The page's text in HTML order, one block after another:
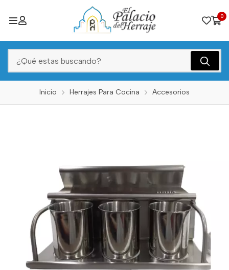
0
Inicio Herrajes Para Cocina Accesorios